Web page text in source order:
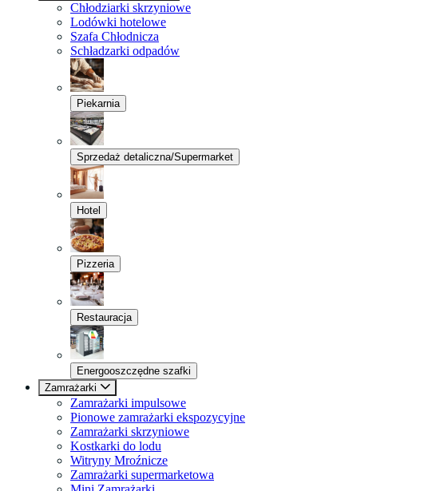
Chłodziarki skrzyniowe
Lodówki hotelowe
Szafa Chłodnicza
Schładzarki odpadów
Piekarnia
Sprzedaż detaliczna/Supermarket
Hotel
Pizzeria
Restauracja
Energooszczędne szafki
Zamrażarki
Zamrażarki impulsowe
Pionowe zamrażarki ekspozycyjne
Zamrażarki skrzyniowe
Kostkarki do lodu
Witryny Mroźnicze
Zamrażarki supermarketowa